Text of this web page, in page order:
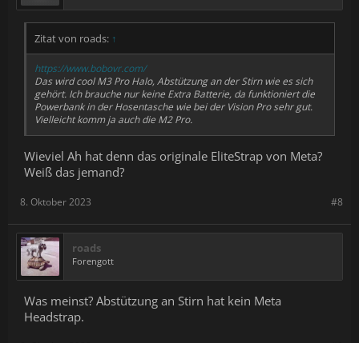
Zitat von roads: ↑
https://www.bobovr.com/
Das wird cool M3 Pro Halo, Abstützung an der Stirn wie es sich
gehört. Ich brauche nur keine Extra Batterie, da funktioniert die
Powerbank in der Hosentasche wie bei der Vision Pro sehr gut.
Vielleicht komm ja auch die M2 Pro.
Wieviel Ah hat denn das originale EliteStrap von Meta?
Weiß das jemand?
#8
8. Oktober 2023
roads
Forengott
Was meinst? Abstützung an Stirn hat kein Meta
Headstrap.